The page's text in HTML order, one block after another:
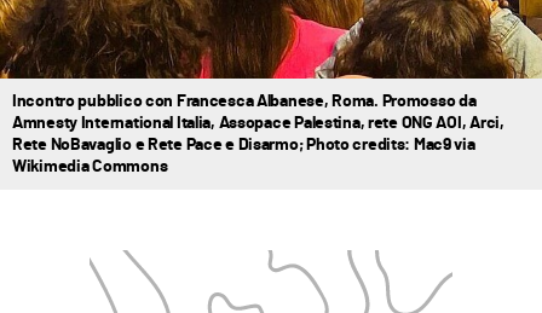
Incontro pubblico con Francesca Albanese, Roma. Promosso da
Amnesty International Italia, Assopace Palestina, rete ONG AOI, Arci,
Rete NoBavaglio e Rete Pace e Disarmo; Photo credits: Mac9 via
Wikimedia Commons